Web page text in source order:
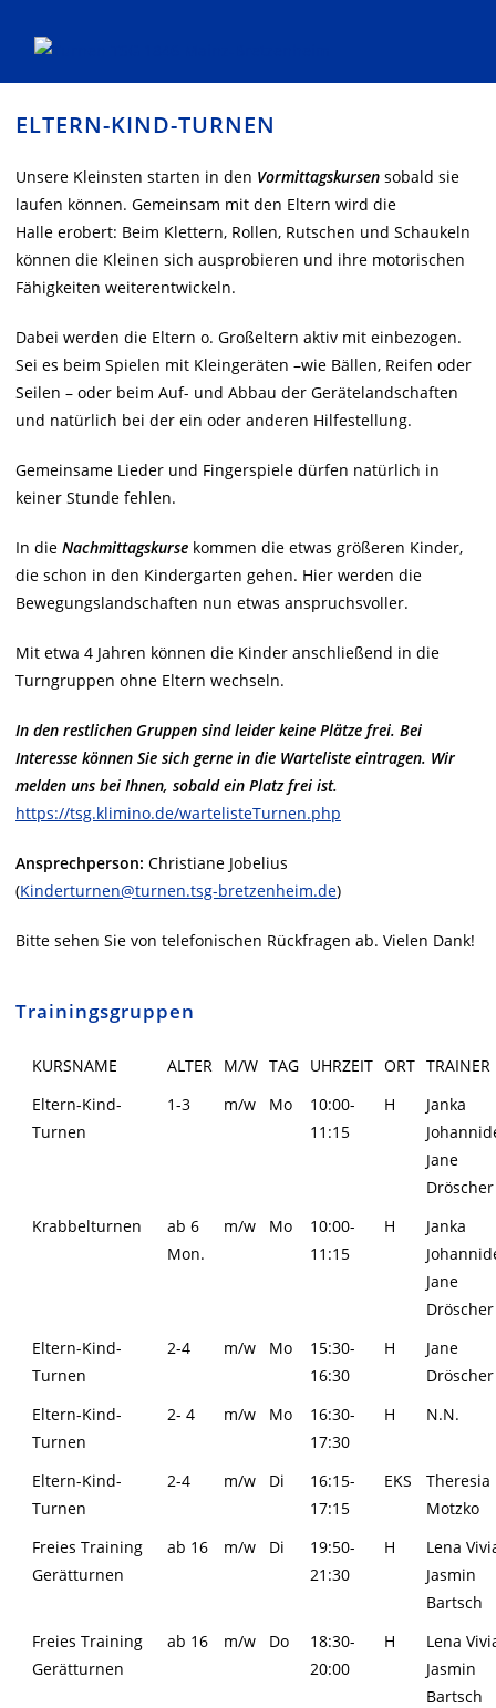
InhaltELTERN-KIND-TURNEN
Unsere Kleinsten starten in den Vormittagskursen sobald sie
laufen können. Gemeinsam mit den Eltern wird die
Halle erobert: Beim Klettern, Rollen, Rutschen und Schaukeln
können die Kleinen sich ausprobieren und ihre motorischen
Fähigkeiten weiterentwickeln.
Dabei werden die Eltern o. Großeltern aktiv mit einbezogen.
Sei es beim Spielen mit Kleingeräten –wie Bällen, Reifen oder
Seilen – oder beim Auf- und Abbau der Gerätelandschaften
und natürlich bei der ein oder anderen Hilfestellung.
Gemeinsame Lieder und Fingerspiele dürfen natürlich in
keiner Stunde fehlen.
In die Nachmittagskurse kommen die etwas größeren Kinder,
die schon in den Kindergarten gehen. Hier werden die
Bewegungslandschaften nun etwas anspruchsvoller.
Mit etwa 4 Jahren können die Kinder anschließend in die
Turngruppen ohne Eltern wechseln.
In den restlichen Gruppen sind leider keine Plätze frei. Bei
Interesse können Sie sich gerne in die Warteliste eintragen. Wir
melden uns bei Ihnen, sobald ein Platz frei ist.
https://tsg.klimino.de/wartelisteTurnen.php
Ansprechperson: Christiane Jobelius
(Kinderturnen@turnen.tsg-bretzenheim.de)
Bitte sehen Sie von telefonischen Rückfragen ab. Vielen Dank!
Trainingsgruppen
KURSNAME ALTER M/W TAG UHRZEIT ORT TRAINER
Eltern-Kind-
Turnen
1-3 m/w Mo
10:00-
11:15
H
Janka
Jane
Dröscher
Krabbelturnen
ab 6
Mon.
m/w Mo
10:00-
11:15
H
Janka
Jane
Dröscher
Eltern-Kind-
Turnen
2-4 m/w Mo
15:30-
16:30
H
Jane
Dröscher
Eltern-Kind-
Turnen
2- 4 m/w Mo
16:30-
17:30
H N.N.
Eltern-Kind-
Turnen
2-4 m/w Di
16:15-
17:15
EKS
Theresia
Motzko
Freies Training
Gerätturnen
ab 16 m/w Di
19:50-
21:30
H
Lena
Jasmin
Bartsch
Freies Training
Gerätturnen
ab 16 m/w Do
18:30-
20:00
H
Lena
Jasmin
Bartsch